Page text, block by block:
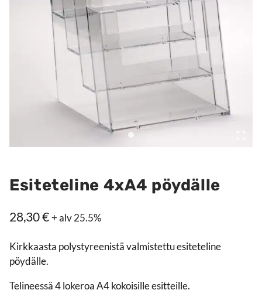
Esiteteline 4xA4 pöydälle
28,30€+ alv 25.5%
Kirkkaasta polystyreenistä valmistettu esiteteline
pöydälle.
Telineessä 4 lokeroa A4 kokoisille esitteille.